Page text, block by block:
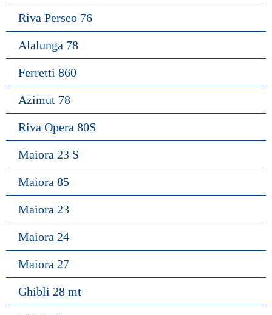
Riva Perseo 76
Alalunga 78
Ferretti 860
Azimut 78
Riva Opera 80S
Maiora 23 S
Maiora 85
Maiora 23
Maiora 24
Maiora 27
Ghibli 28 mt